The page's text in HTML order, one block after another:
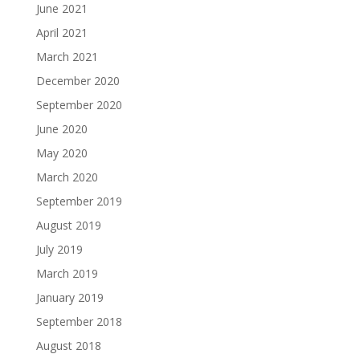
June 2021
April 2021
March 2021
December 2020
September 2020
June 2020
May 2020
March 2020
September 2019
August 2019
July 2019
March 2019
January 2019
September 2018
August 2018